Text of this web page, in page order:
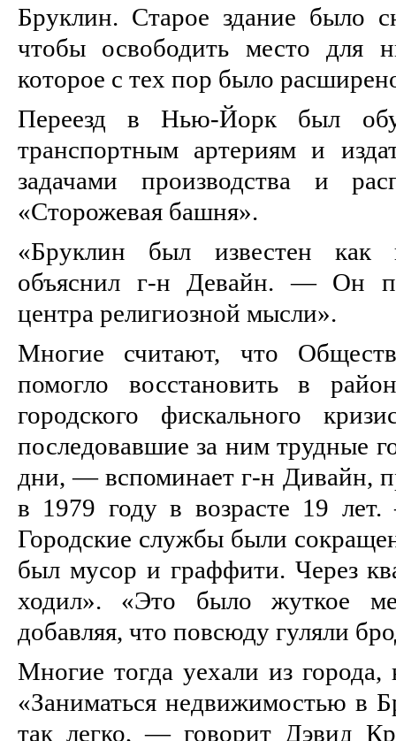
Бруклин. Старое здание было
чтобы освободить место для
которое с тех пор было
Переезд в Нью-Йорк был
транспортным артериям и
задачами производства и
«Сторожевая башня».
«Бруклин был известен
объяснил г-н Девайн. — Он
центра религиозной мысли».
Многие считают, что
помогло восстановить в
городского фискального
последовавшие за ним трудные
дни, — вспоминает г-н Дивайн,
в 1979 году в возрасте 19 лет.
Городские службы были
был мусор и граффити. Через
ходил». «Это было жуткое
добавляя, что повсюду гуляли
Многие тогда уехали из города,
«Заниматься недвижимостью в
так легко, — говорит Дэвид